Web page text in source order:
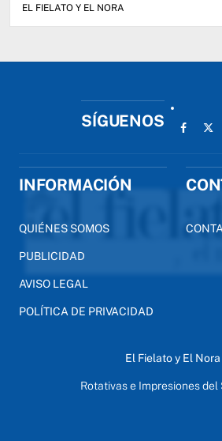
EL FIELATO Y EL NORA
SÍGUENOS
INFORMACIÓN
QUIÉNES SOMOS
PUBLICIDAD
AVISO LEGAL
POLÍTICA DE PRIVACIDAD
El Fielato y El Nora
Rotativas e Impresiones del